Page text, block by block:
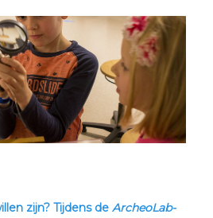
zijn? Tijdens de ArcheoLab-